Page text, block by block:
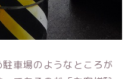
車場のようなところが